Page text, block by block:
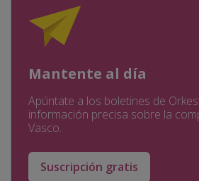
Mantente al día
Apúntate a los boletines de
información precisa sobre la
Vasco.
Suscripción gratis